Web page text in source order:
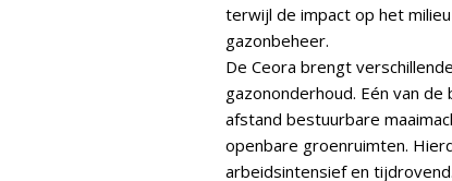
terwijl de impact op het
gazonbeheer.
De Ceora brengt
gazononderhoud. Eén van
afstand bestuurbare
openbare groenruimten.
arbeidsintensief en